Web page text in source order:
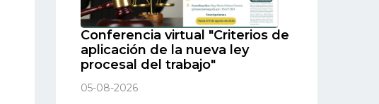
Conferencia virtual "Criterios de
aplicación de la nueva ley
procesal del trabajo"
05-08-2026